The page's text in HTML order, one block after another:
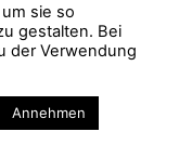
sie so
gestalten. Bei
der Verwendung
Annehmen